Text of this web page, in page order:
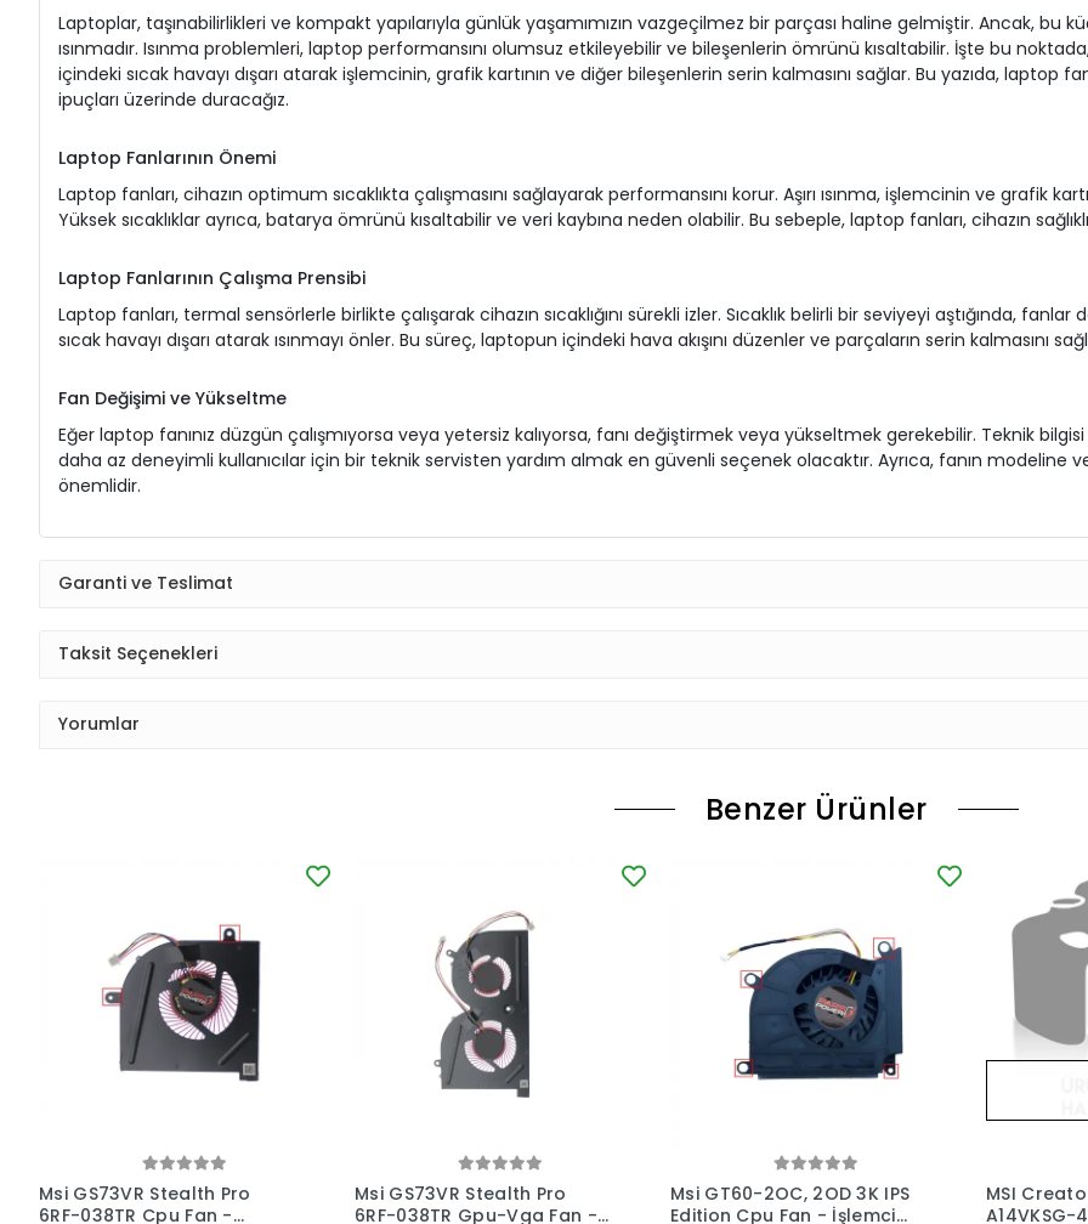
Laptoplar, taşınabilirlikleri ve kompakt yapılarıyla günlük yaşamımızın vazgeçilmez bir parçası haline gelmiştir. Ancak, bu
ısınmadır. Isınma problemleri, laptop performansını olumsuz etkileyebilir ve bileşenlerin ömrünü kısaltabilir. İşte bu
içindeki sıcak havayı dışarı atarak işlemcinin, grafik kartının ve diğer bileşenlerin serin kalmasını sağlar. Bu yazıda, laptop
ipuçları üzerinde duracağız.
Laptop Fanlarının Önemi
Laptop fanları, cihazın optimum sıcaklıkta çalışmasını sağlayarak performansını korur. Aşırı ısınma, işlemcinin ve grafik
Yüksek sıcaklıklar ayrıca, batarya ömrünü kısaltabilir ve veri kaybına neden olabilir. Bu sebeple, laptop fanları, cihazın
Laptop Fanlarının Çalışma Prensibi
Laptop fanları, termal sensörlerle birlikte çalışarak cihazın sıcaklığını sürekli izler. Sıcaklık belirli bir seviyeyi aştığında,
sıcak havayı dışarı atarak ısınmayı önler. Bu süreç, laptopun içindeki hava akışını düzenler ve parçaların serin kalmasını
Fan Değişimi ve Yükseltme
Eğer laptop fanınız düzgün çalışmıyorsa veya yetersiz kalıyorsa, fanı değiştirmek veya yükseltmek gerekebilir. Teknik
daha az deneyimli kullanıcılar için bir teknik servisten yardım almak en güvenli seçenek olacaktır. Ayrıca, fanın
önemlidir.
Garanti ve Teslimat
Taksit Seçenekleri
Yorumlar
Benzer Ürünler
Msi GS73VR Stealth Pro
6RF-038TR Cpu Fan -
Msi GS73VR Stealth Pro
6RF-038TR Gpu-Vga Fan -
Msi GT60-2OC, 2OD 3K IPS
Edition Cpu Fan - İşlemci
MSI
A14VKSG-